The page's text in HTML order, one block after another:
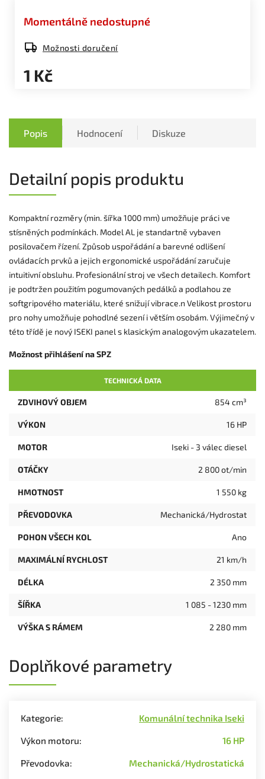
1 Kč
Momentálně nedostupné
Možnosti doručení
Popis Hodnocení Diskuze
Detailní popis produktu
Kompaktní rozměry (min. šířka 1000 mm) umožňuje práci ve
stísněných podmínkách. Model AL je standartně vybaven
posilovačem řízení. Způsob uspořádání a barevné odlišení
ovládacích prvků a jejich ergonomické uspořádání zaručuje
intuitivní obsluhu. Profesionální stroj ve všech detailech. Komfort
je podtržen použitím pogumovaných pedálků a podlahou ze
softgripového materiálu, které snižují vibrace.n Velikost prostoru
pro nohy umožňuje pohodlné sezení i větším osobám. Výjimečný v
této třídě je nový ISEKI panel s klasickým analogovým ukazatelem.
Možnost přihlášení na SPZ
TECHNICKÁ DATA
ZDVIHOVÝ OBJEM 854 cm³
VÝKON 16 HP
MOTOR Iseki - 3 válec diesel
OTÁČKY 2 800 ot/min
HMOTNOST 1 550 kg
PŘEVODOVKA Mechanická/Hydrostat
POHON VŠECH KOL Ano
MAXIMÁLNÍ RYCHLOST 21 km/h
DÉLKA 2 350 mm
ŠÍŘKA 1 085 - 1230 mm
VÝŠKA S RÁMEM 2 280 mm
Doplňkové parametry
Kategorie: Komunální technika Iseki
Výkon motoru: 16 HP
Převodovka: Mechanická/Hydrostatická